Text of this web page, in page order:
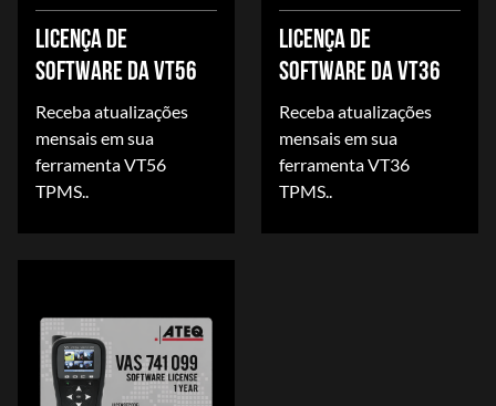
LICENÇA DE
SOFTWARE DA VT56
Receba atualizações
mensais em sua
ferramenta VT56
TPMS..
LICENÇA DE
SOFTWARE DA VT36
Receba atualizações
mensais em sua
ferramenta VT36
TPMS..